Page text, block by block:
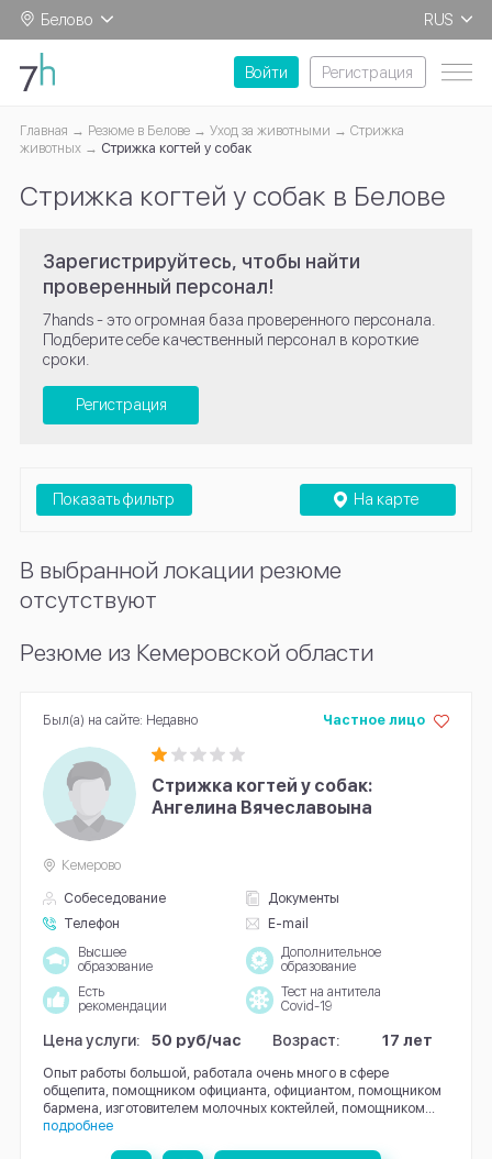
Белово
RUS
EN
Войти
Регистрация
Главная Резюме в Белове Уход за животными
Стрижка
животных
Стрижка когтей у собак
Стрижка когтей у собак в Белове
Зарегистрируйтесь, чтобы найти
проверенный персонал!
7hands - это огромная база проверенного персонала.
Подберите себе качественный персонал в короткие
сроки.
Регистрация
На карте
Показать фильтр
В выбранной локации резюме
отсутствуют
Резюме из Кемеровской области
Стрижка когтей у собак:
Ангелина Вячеславоына
Собеседование
Документы
Телефон
E-mail
Частное лицо
Кемерово
Высшее
образование
Дополнительное
образование
Есть
рекомендации
Тест на антитела
Covid-19
Цена услуги: 50 руб/час Возраст: 17 лет
Опыт работы большой, работала очень много в сфере
общепита, помощником официанта, официантом, помощником
бармена, изготовителем молочных коктейлей, помощником...
подробнее
Был(а) на сайте: Недавно